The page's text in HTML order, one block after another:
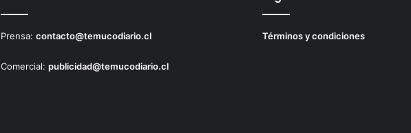
Prensa:contacto@temucodiario.cl
Comercial:publicidad@temucodiario.cl
Términos y condiciones